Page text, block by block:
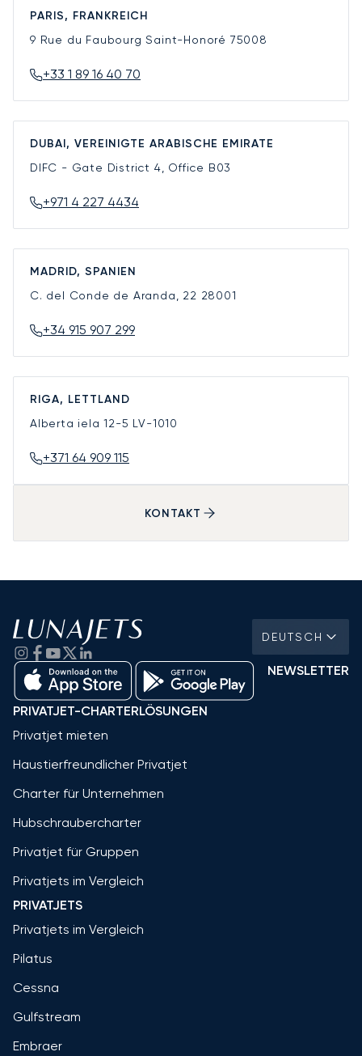
PARIS, FRANKREICH
9 Rue du Faubourg Saint-Honoré 75008
+33 1 89 16 40 70
DUBAI, VEREINIGTE ARABISCHE EMIRATE
DIFC - Gate District 4, Office B03
+971 4 227 4434
MADRID, SPANIEN
C. del Conde de Aranda, 22 28001
+34 915 907 299
RIGA, LETTLAND
Alberta iela 12-5 LV-1010
+371 64 909 115
KONTAKT
DEUTSCH
NEWSLETTER
PRIVATJET-CHARTERLÖSUNGEN
Privatjet mieten
Haustierfreundlicher Privatjet
Charter für Unternehmen
Hubschraubercharter
Privatjet für Gruppen
Privatjets im Vergleich
PRIVATJETS
Privatjets im Vergleich
Pilatus
Cessna
Gulfstream
Embraer